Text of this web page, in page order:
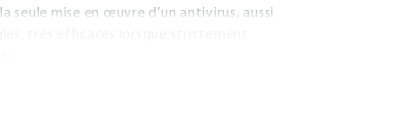
mise en œuvre d’un antivirus, aussi